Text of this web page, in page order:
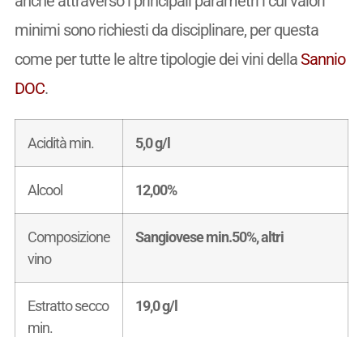
minimi sono richiesti da disciplinare, per questa
come per tutte le altre tipologie dei vini dellaSannio
DOC.
Acidità min. 5,0 g/l
Alcool 12,00%
Composizione
vino
Sangiovese min.50%, altri
Estratto secco
min.
19,0 g/l